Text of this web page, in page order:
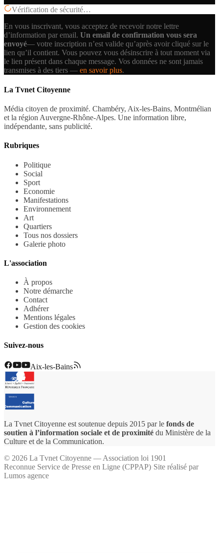
Vérification de sécurité…
En vous inscrivant, vous acceptez de recevoir notre lettre
d’information par email. Un email de confirmation vous sera
envoyé— votre inscription n’est valide qu’après avoir cliqué sur le
lien qu’il contient. Vous pouvez vous désinscrire à tout moment via
le lien présent dans chaque message. Vos données ne sont jamais
transmises à des tiers — en savoir plus.
La Tvnet Citoyenne
Média citoyen de proximité. Chambéry, Aix-les-Bains, Montmélian
et la région Auvergne-Rhône-Alpes. Une information libre,
indépendante, sans publicité.
Rubriques
Politique
Social
Sport
Economie
Manifestations
Environnement
Art
Quartiers
Tous nos dossiers
Galerie photo
L'association
À propos
Notre démarche
Contact
Adhérer
Mentions légales
Gestion des cookies
Suivez-nous
Aix-les-Bains
La Tvnet Citoyenne est soutenue depuis 2015 par le fonds de
soutien à l’information sociale et de proximité du Ministère de la
Culture et de la Communication.
© 2026 La Tvnet Citoyenne — Association loi 1901
Reconnue Service de Presse en Ligne (CPPAP)·Site réalisé par
Lumos agence